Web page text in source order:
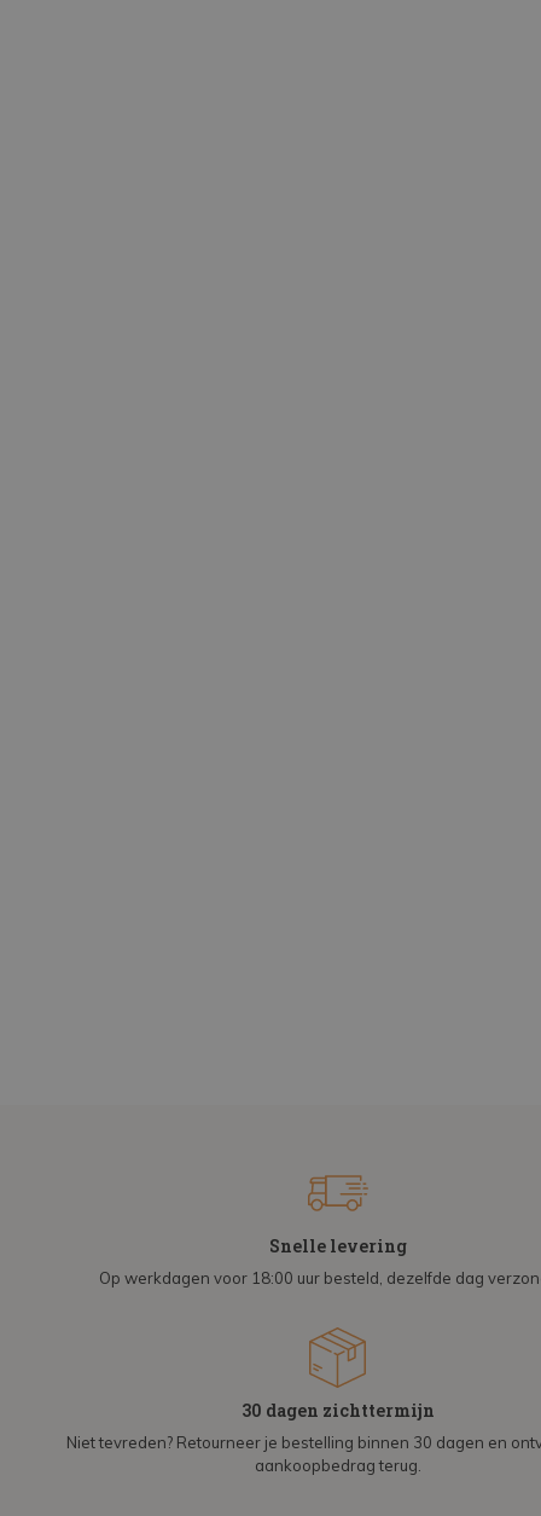
Snelle levering
Op werkdagen voor 18:00 uur besteld, dezelfde dag
30 dagen zichttermijn
Niet tevreden? Retourneer je bestelling binnen 30 dagen en
aankoopbedrag terug.